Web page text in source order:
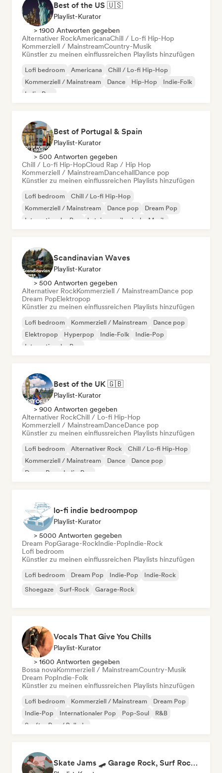
Best of the US 🇺🇸
Playlist-Kurator
> 1900 Antworten gegeben
Alternativer RockAmericanaChill / Lo-fi Hip-Hop
Kommerziell / MainstreamCountry-Musik
Künstler zu meinen einflussreichen Playlists hinzufügen
Lofi bedroom Americana
Chill / Lo-fi Hip-Hop
Kommerziell / Mainstream
Dance Hip-Hop
Indie-Folk
Indie-Pop
Best of Portugal & Spain
Playlist-Kurator
> 500 Antworten gegeben
Chill / Lo-fi Hip-HopCloud Rap / Hip Hop
Kommerziell / MainstreamDancehallDance pop
Künstler zu meinen einflussreichen Playlists hinzufügen
Lofi bedroom
Chill / Lo-fi Hip-Hop
Kommerziell / Mainstream
Dance pop
Dream Pop
Internationaler Pop
Lateinamerikanische Musik
Scandinavian Waves
Playlist-Kurator
> 500 Antworten gegeben
Alternativer RockKommerziell / MainstreamDance pop
Dream PopElektropop
Künstler zu meinen einflussreichen Playlists hinzufügen
Lofi bedroom Kommerziell / Mainstream
Dance pop
Elektropop
Hyperpop Indie-Folk
Indie-Pop
Internationaler Pop
Best of the UK 🇬🇧
Playlist-Kurator
> 900 Antworten gegeben
Alternativer RockChill / Lo-fi Hip-Hop
Kommerziell / MainstreamDanceDance pop
Künstler zu meinen einflussreichen Playlists hinzufügen
Lofi bedroom Alternativer Rock
Chill / Lo-fi Hip-Hop
Kommerziell / Mainstream
Dance
Dance pop
Dream Pop
Indie-Pop
lo-fi indie bedroompop
Playlist-Kurator
> 5000 Antworten gegeben
Dream PopGarage-RockIndie-PopIndie-Rock
Lofi bedroom
Künstler zu meinen einflussreichen Playlists hinzufügen
Lofi bedroom Dream Pop Indie-Pop
Indie-Rock
Shoegaze
Surf-Rock Garage-Rock
Vocals That Give You Chills
Playlist-Kurator
> 1600 Antworten gegeben
Bossa novaKommerziell / MainstreamCountry-Musik
Dream PopIndie-Folk
Künstler zu meinen einflussreichen Playlists hinzufügen
Lofi bedroom Kommerziell / Mainstream
Dream Pop
Indie-Pop
Internationaler Pop Pop-Soul
R&B
Sanfter Pop / Ballade
Skate Jams 🛹 Garage Rock, Surf Rock & Neo-Psych